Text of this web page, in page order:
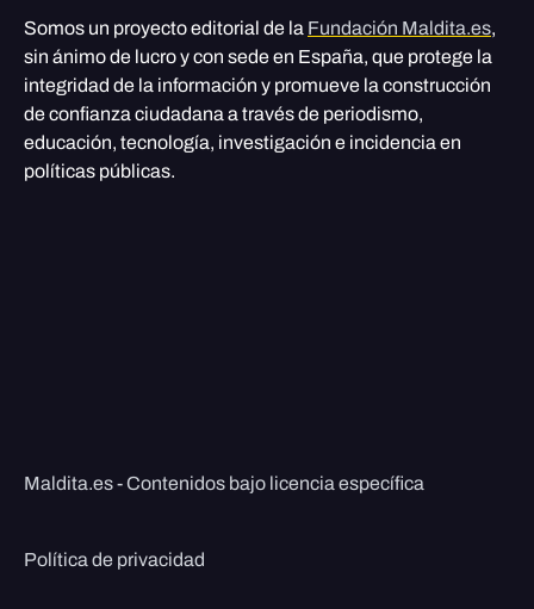
Somos un proyecto editorial de la Fundación Maldita.es,
sin ánimo de lucro y con sede en España, que protege la
integridad de la información y promueve la construcción
de confianza ciudadana a través de periodismo,
educación, tecnología, investigación e incidencia en
políticas públicas.
Maldita.es - Contenidos bajo licencia específica
Política de privacidad